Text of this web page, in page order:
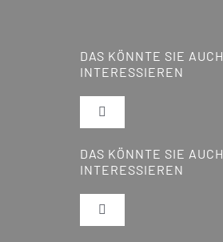
DAS KÖNNTE SIE AUCH
INTERESSIEREN
Toggle
Lamellendächer
DAS KÖNNTE SIE AUCH
INTERESSIEREN
Toggle